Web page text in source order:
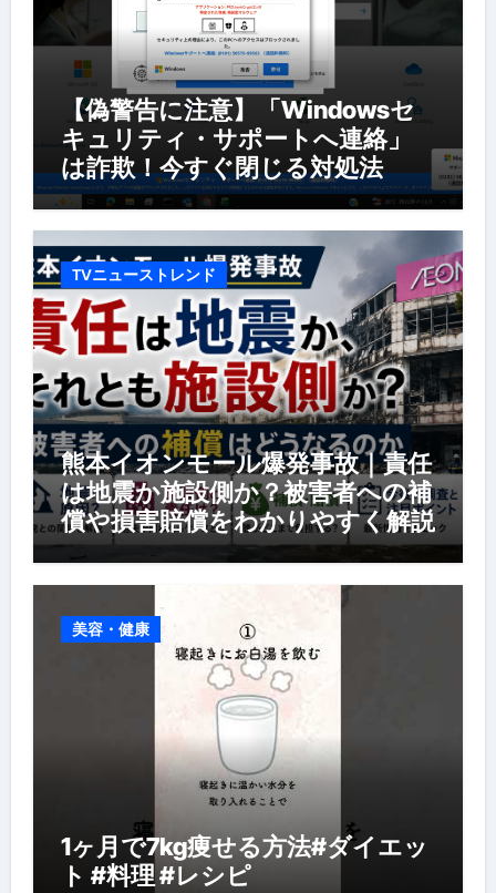
【偽警告に注意】「Windowsセ
キュリティ・サポートへ連絡」
は詐欺！今すぐ閉じる対処法
TVニューストレンド
熊本イオンモール爆発事故｜責任
は地震か施設側か？被害者への補
償や損害賠償をわかりやすく解説
美容・健康
1ヶ月で7kg痩せる方法#ダイエッ
ト #料理 #レシピ